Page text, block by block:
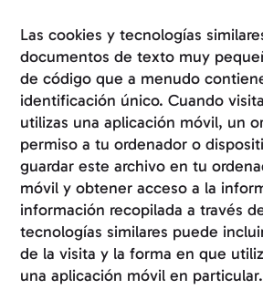
Las cookies y tecnologías
documentos de texto muy
de código que a menudo
identificación único. Cuando
utilizas una aplicación móvil, un
permiso a tu ordenador o
guardar este archivo en tu
móvil y obtener acceso a la
información recopilada a través
tecnologías similares puede
de la visita y la forma en que
una aplicación móvil en particular.